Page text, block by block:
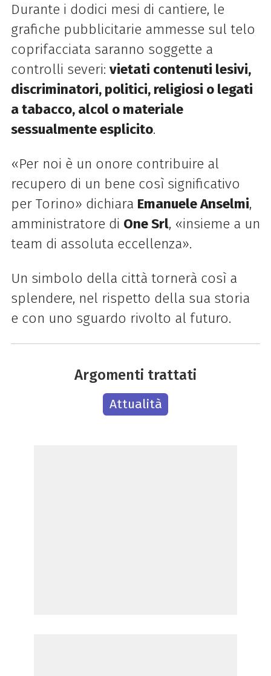
Durante i dodici mesi di cantiere, le
grafiche pubblicitarie ammesse sul telo
coprifacciata saranno soggette a
controlli severi: vietati contenuti lesivi,
discriminatori, politici, religiosi o legati
a tabacco, alcol o materiale
sessualmente esplicito.
«Per noi è un onore contribuire al
recupero di un bene così significativo
per Torino» dichiara Emanuele Anselmi,
amministratore di One Srl, «insieme a un
team di assoluta eccellenza».
Un simbolo della città tornerà così a
splendere, nel rispetto della sua storia
e con uno sguardo rivolto al futuro.
Argomenti trattati
Attualità